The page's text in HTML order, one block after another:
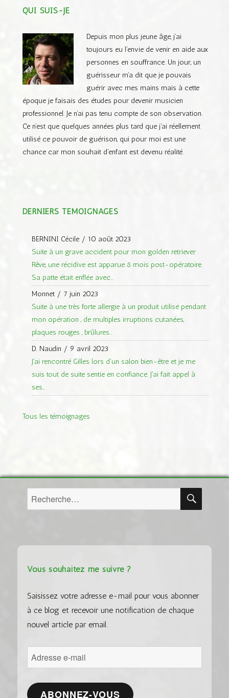
QUI SUIS-JE
Depuis mon plus jeune âge, j’ai
toujours eu l’envie de venir en aide aux
personnes en souffrance. Un jour, un
guérisseur m’a dit que je pouvais
guérir avec mes mains mais à cette
époque je faisais des études pour devenir musicien
professionnel. Je n’ai pas tenu compte de son observation.
Ce n’est que quelques années plus tard que j’ai réellement
utilisé ce pouvoir de guérison, qui pour moi est une
chance car mon souhait d'enfant est devenu réalité.
DERNIERS TÉMOIGNAGES
BERNINI Cécile/ 10 août 2023
Suite à un grave accident pour mon golden retriever
Rêve, une récidive est apparue 8 mois post-opératoire.
Sa patte était enflée avec...
Monnet/ 7 juin 2023
Suite à une très forte allergie à un produit utilisé pendant
mon opération , de multiples irruptions cutanées,
plaques rouges , brûlures...
D. Naudin / 9 avril 2023
J'ai rencontré Gilles lors d'un salon bien-être et je me
suis tout de suite sentie en confiance. J'ai fait appel à
ses...
Tous les témoignages
Vous souhaitez me suivre ?
Saisissez votre adresse e-mail pour vous abonner
à ce blog et recevoir une notification de chaque
nouvel article par email.
Adresse
e-
mail
ABONNEZ-VOUS